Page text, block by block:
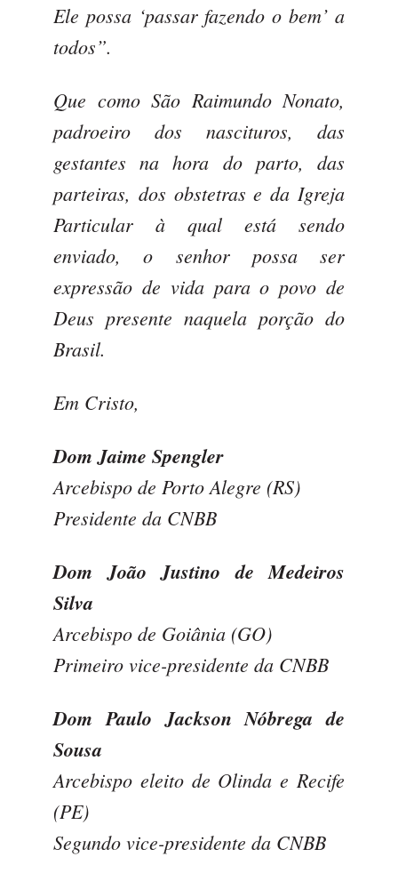
Ele possa ‘passar fazendo o bem’ a
todos”.
Que como São Raimundo Nonato,
padroeiro dos nascituros, das
gestantes na hora do parto, das
parteiras, dos obstetras e da Igreja
Particular à qual está sendo
enviado, o senhor possa ser
expressão de vida para o povo de
Deus presente naquela porção do
Brasil.
Em Cristo,
Dom Jaime Spengler
Arcebispo de Porto Alegre (RS)
Presidente da CNBB
Dom João Justino de Medeiros
Silva
Arcebispo de Goiânia (GO)
Primeiro vice-presidente da CNBB
Dom Paulo Jackson Nóbrega de
Sousa
Arcebispo eleito de Olinda e Recife
(PE)
Segundo vice-presidente da CNBB